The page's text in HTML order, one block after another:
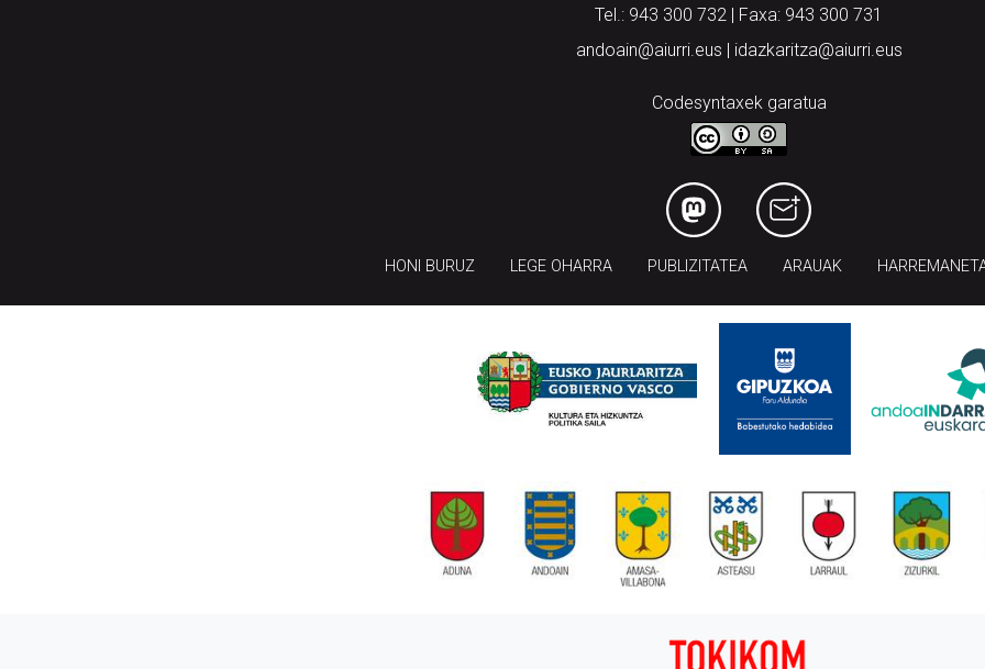
Tel.: 943 300 732 | Faxa: 943 300 731
andoain@aiurri.eus | idazkaritza@aiurri.eus
Codesyntaxek garatua
HONI BURUZ LEGE OHARRA PUBLIZITATEA ARAUAK